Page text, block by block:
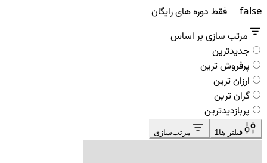
false
فقط دوره های رایگان
مرتب سازی بر اساس
جدیدترین
پرفروش ترین
ارزان ترین
گران ترین
پربازدیدترین
فیلتر ها 1 مرتب‌سازی